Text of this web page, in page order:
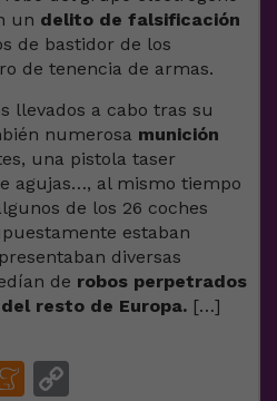
un delito de falsificación
de bastidor de los
de tenencia de armas.
llevados a cabo tras su
numerosa munición
una pistola taser
agujas…, al mismo tiempo
de los 26 coches
estaban
diversas
de robos perpetrados
resto de Europa. […]
Meneame